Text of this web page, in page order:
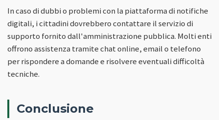
In caso di dubbi o problemi con la piattaforma di notifiche
digitali, i cittadini dovrebbero contattare il servizio di
supporto fornito dall'amministrazione pubblica. Molti enti
offrono assistenza tramite chat online, email o telefono
per rispondere a domande e risolvere eventuali difficoltà
tecniche.
Conclusione